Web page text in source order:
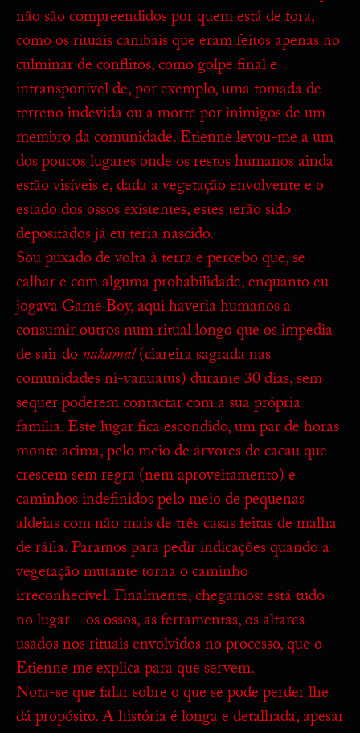
não são compreendidos por quem está de fora,
como os rituais canibais que eram feitos apenas no
culminar de conflitos, como golpe final e
intransponível de, por exemplo, uma tomada de
terreno indevida ou a morte por inimigos de um
membro da comunidade. Etienne levou-me a um
dos poucos lugares onde os restos humanos ainda
estão visíveis e, dada a vegetação envolvente e o
estado dos ossos existentes, estes terão sido
depositados já eu teria nascido.
Sou puxado de volta à terra e percebo que, se
calhar e com alguma probabilidade, enquanto eu
jogava Game Boy, aqui haveria humanos a
consumir outros num ritual longo que os impedia
de sair donakamal(clareira sagrada nas
comunidades ni-vanuatus) durante 30 dias, sem
sequer poderem contactar com a sua própria
família. Este lugar fica escondido, um par de horas
monte acima, pelo meio de árvores de cacau que
crescem sem regra (nem aproveitamento) e
caminhos indefinidos pelo meio de pequenas
aldeias com não mais de três casas feitas de malha
de ráfia. Paramos para pedir indicações quando a
vegetação mutante torna o caminho
irreconhecível. Finalmente, chegamos: está tudo
no lugar – os ossos, as ferramentas, os altares
usados nos rituais envolvidos no processo, que o
Etienne me explica para que servem.
Nota-se que falar sobre o que se pode perder lhe
dá propósito. A história é longa e detalhada, apesar